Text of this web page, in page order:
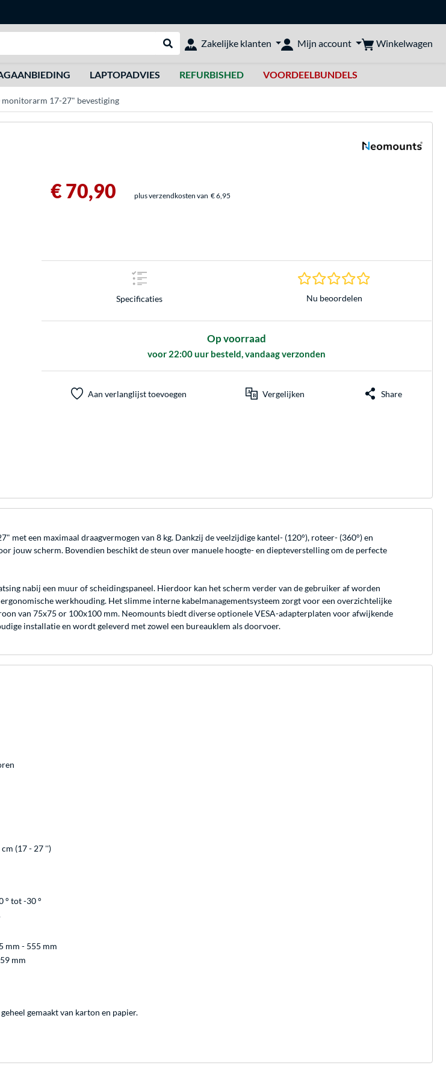
Webshop doorzoeken
Zakelijke klanten Mijn account Winkelwagen
LAPTOPADVIES REFURBISHED VOORDEELBUNDELS
monitorarm 17-27" bevestiging
€ 70,90 plus verzendkosten van € 6,95
Specificaties
0.0 sterren
Nu beoordelen
Op voorraad
voor 22:00 uur besteld, vandaag verzonden
Aan verlanglijst toevoegen Vergelijken Share
een maximaal draagvermogen van 8 kg. Dankzij de veelzijdige kantel- (120°), roteer- (360°) en
jouw scherm. Bovendien beschikt de steun over manuele hoogte- en diepteverstelling om de perfecte
nabij een muur of scheidingspaneel. Hierdoor kan het scherm verder van de gebruiker af worden
werkhouding. Het slimme interne kabelmanagementsysteem zorgt voor een overzichtelijke
van 75x75 or 100x100 mm. Neomounts biedt diverse optionele VESA-adapterplaten voor afwijkende
installatie en wordt geleverd met zowel een bureauklem als doorvoer.
(17 - 27 '')
° tot -30 °
mm - 555 mm
mm
gemaakt van karton en papier.